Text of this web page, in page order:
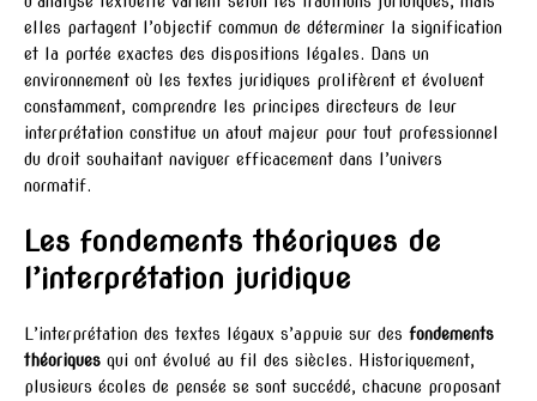
elles partagent l’objectif commun de déterminer la signification
et la portée exactes des dispositions légales. Dans un
environnement où les textes juridiques prolifèrent et évoluent
constamment, comprendre les principes directeurs de leur
interprétation constitue un atout majeur pour tout professionnel
du droit souhaitant naviguer efficacement dans l’univers
normatif.
Les fondements théoriques de
l’interprétation juridique
L’interprétation des textes légaux s’appuie sur des fondements
théoriques qui ont évolué au fil des siècles. Historiquement,
plusieurs écoles de pensée se sont succédé, chacune proposant